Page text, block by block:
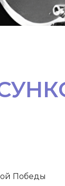
Победы